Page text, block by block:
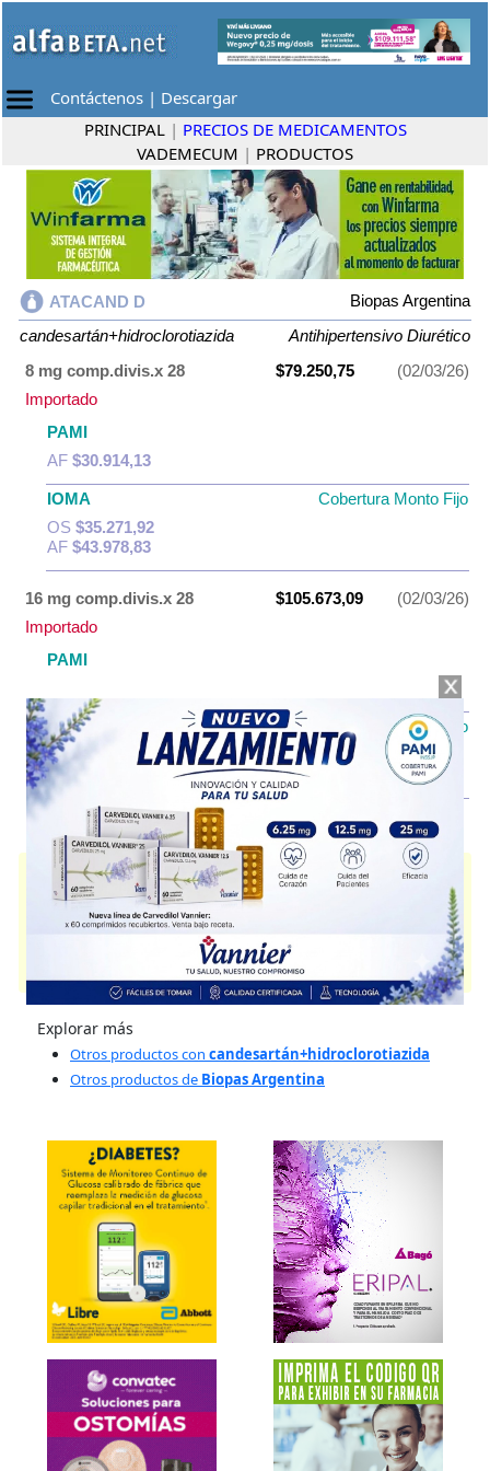
Contáctenos | Descargar
PRINCIPAL | PRECIOS DE MEDICAMENTOS
VADEMECUM | PRODUCTOS
ATACAND D
Biopas Argentina
candesartán+hidroclorotiazida
Antihipertensivo Diurético
8 mg comp.divis.x 28
$79.250,75
(02/03/26)
Importado
PAMI
AF $30.914,13
IOMA
Cobertura Monto Fijo
OS $35.271,92
AF $43.978,83
16 mg comp.divis.x 28 $105.673,09
(02/03/26)
Importado
PAMI
IOMA
Cobertura Monto Fijo
OS $47.031,64
AF
$58.641,45
ATACAND Dcontiene candesartán+hidroclorotiaziday se indica como
Antihipertensivo Diurético . Es producido por
y cuenta
con 2 presentaciones disponibles.
Algunas presentaciones cuentan con cobertura PAMI. Producto
Explorar más
Otros productos con candesartán+hidroclorotiazida
Otros productos de Biopas Argentina